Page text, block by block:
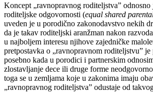
Koncept „ravnopravnog roditeljstva” odnosno
roditeljske odgovornosti (equal shared
uveden je u porodično zakonodavstvo nekih
da je takav roditeljski aranžman nakon
u najboljem interesu njihove zajedničke
pretpostavka o „ravnopravnom roditeljstvu” je
posebno kada u porodici i partnerskim
zlostavljanje dece ili druge forme
toga se u zemljama koje u zakonima imaju
„ravnopravnog roditeljstva” odustaje od